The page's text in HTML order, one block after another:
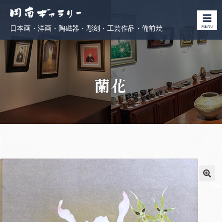
日本画・洋画・陶磁器・彫刻・工芸作品・備前焼 MENU
蘭花